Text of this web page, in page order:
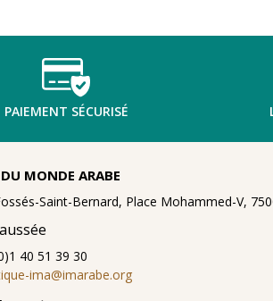
PAIEMENT SÉCURISÉ
MONDE ARABE
Saint-Bernard, Place Mohammed-V,
40 51 39 30
ima@imarabe.org